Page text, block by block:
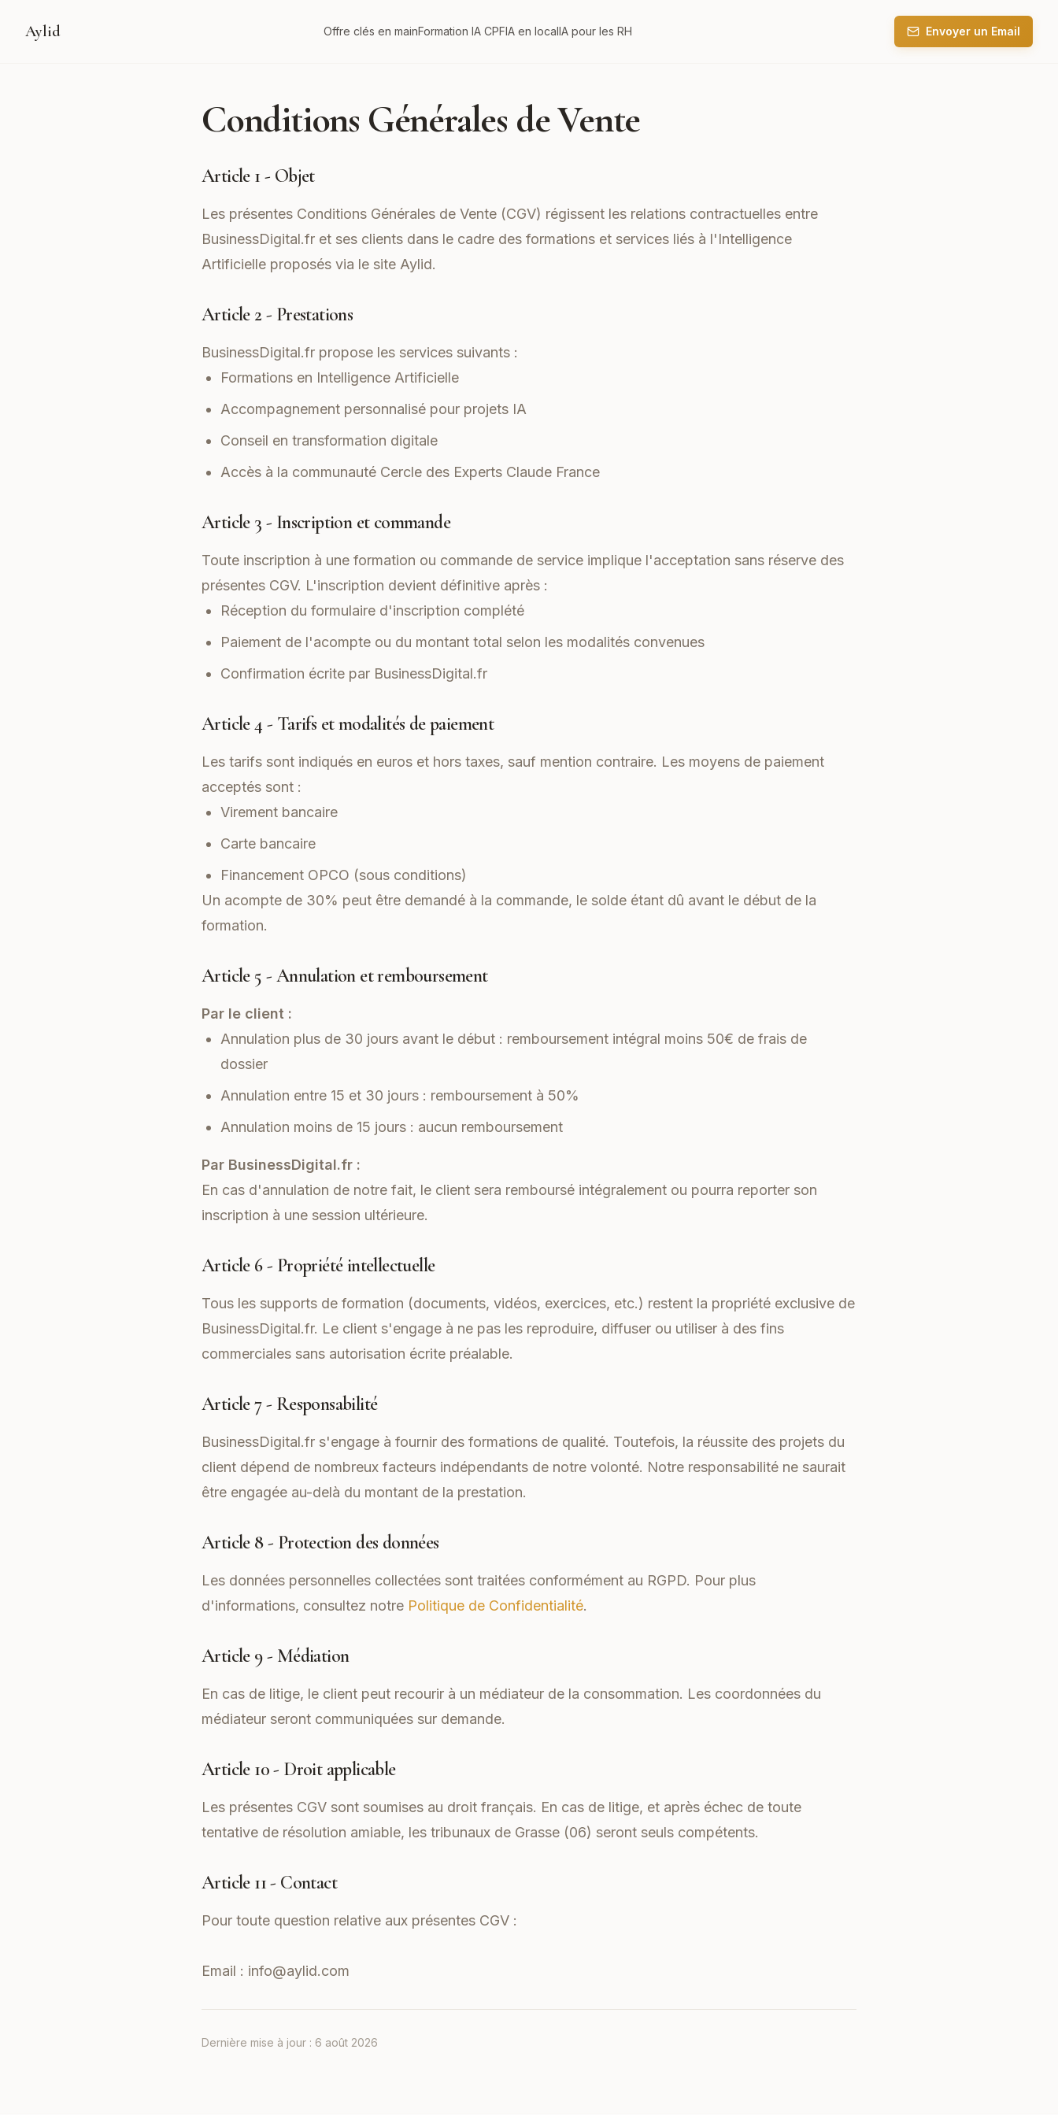
Aylid Offre clés en mainFormation IA CPFIA en localIA pour les RH Envoyer un Email
Conditions Générales de Vente
Article 1 - Objet
Les présentes Conditions Générales de Vente (CGV) régissent les relations contractuelles entre
BusinessDigital.fr et ses clients dans le cadre des formations et services liés à l'Intelligence
Artificielle proposés via le site Aylid.
Article 2 - Prestations
BusinessDigital.fr propose les services suivants :
Formations en Intelligence Artificielle
Accompagnement personnalisé pour projets IA
Conseil en transformation digitale
Accès à la communauté Cercle des Experts Claude France
Article 3 - Inscription et commande
Toute inscription à une formation ou commande de service implique l'acceptation sans réserve des
présentes CGV. L'inscription devient définitive après :
Réception du formulaire d'inscription complété
Paiement de l'acompte ou du montant total selon les modalités convenues
Confirmation écrite par BusinessDigital.fr
Article 4 - Tarifs et modalités de paiement
Les tarifs sont indiqués en euros et hors taxes, sauf mention contraire. Les moyens de paiement
acceptés sont :
Virement bancaire
Carte bancaire
Financement OPCO (sous conditions)
Un acompte de 30% peut être demandé à la commande, le solde étant dû avant le début de la
formation.
Article 5 - Annulation et remboursement
Par le client :
Annulation plus de 30 jours avant le début : remboursement intégral moins 50€ de frais de
dossier
Annulation entre 15 et 30 jours : remboursement à 50%
Annulation moins de 15 jours : aucun remboursement
Par BusinessDigital.fr :
En cas d'annulation de notre fait, le client sera remboursé intégralement ou pourra reporter son
inscription à une session ultérieure.
Article 6 - Propriété intellectuelle
Tous les supports de formation (documents, vidéos, exercices, etc.) restent la propriété exclusive de
BusinessDigital.fr. Le client s'engage à ne pas les reproduire, diffuser ou utiliser à des fins
commerciales sans autorisation écrite préalable.
Article 7 - Responsabilité
BusinessDigital.fr s'engage à fournir des formations de qualité. Toutefois, la réussite des projets du
client dépend de nombreux facteurs indépendants de notre volonté. Notre responsabilité ne saurait
être engagée au-delà du montant de la prestation.
Article 8 - Protection des données
Les données personnelles collectées sont traitées conformément au RGPD. Pour plus
d'informations, consultez notre Politique de Confidentialité.
Article 9 - Médiation
En cas de litige, le client peut recourir à un médiateur de la consommation. Les coordonnées du
médiateur seront communiquées sur demande.
Article 10 - Droit applicable
Les présentes CGV sont soumises au droit français. En cas de litige, et après échec de toute
tentative de résolution amiable, les tribunaux de Grasse (06) seront seuls compétents.
Article 11 - Contact
Pour toute question relative aux présentes CGV :
Email : info@aylid.com
Dernière mise à jour : 6 août 2026